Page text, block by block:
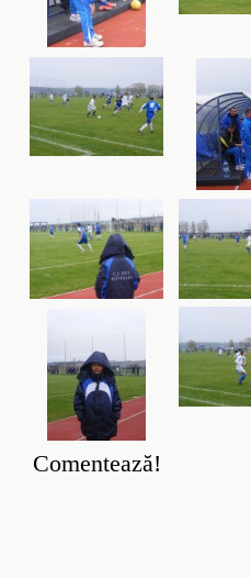
Comentează!